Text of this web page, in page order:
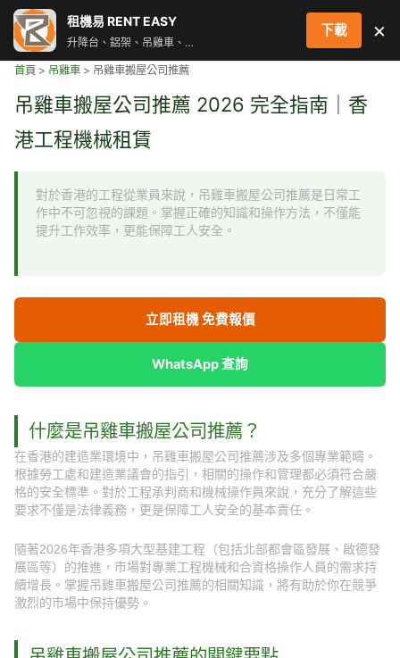
首頁 > 吊雞車 > 吊雞車搬屋公司推薦
吊雞車搬屋公司推薦 2026 完全指南｜香
港工程機械租賃
對於香港的工程從業員來說，吊雞車搬屋公司推薦是日常工
作中不可忽視的課題。掌握正確的知識和操作方法，不僅能
提升工作效率，更能保障工人安全。
立即租機 免費報價
WhatsApp 查詢
什麼是吊雞車搬屋公司推薦？
在香港的建造業環境中，吊雞車搬屋公司推薦涉及多個專業範疇。
根據勞工處和建造業議會的指引，相關的操作和管理都必須符合嚴
格的安全標準。對於工程承判商和機械操作員來說，充分了解這些
要求不僅是法律義務，更是保障工人安全的基本責任。
隨著2026年香港多項大型基建工程（包括北部都會區發展、啟德發
展區等）的推進，市場對專業工程機械和合資格操作人員的需求持
續增長。掌握吊雞車搬屋公司推薦的相關知識，將有助於你在競爭
激烈的市場中保持優勢。
租機易 RENT EASY
升降台、鋁架、吊雞車、街燈車 即時叫車配對服務
下載 ×